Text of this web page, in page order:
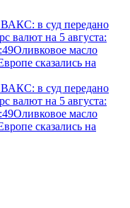
в суд передано
валют на 5 августа:
Оливковое масло
сказались на
в суд передано
валют на 5 августа:
Оливковое масло
сказались на